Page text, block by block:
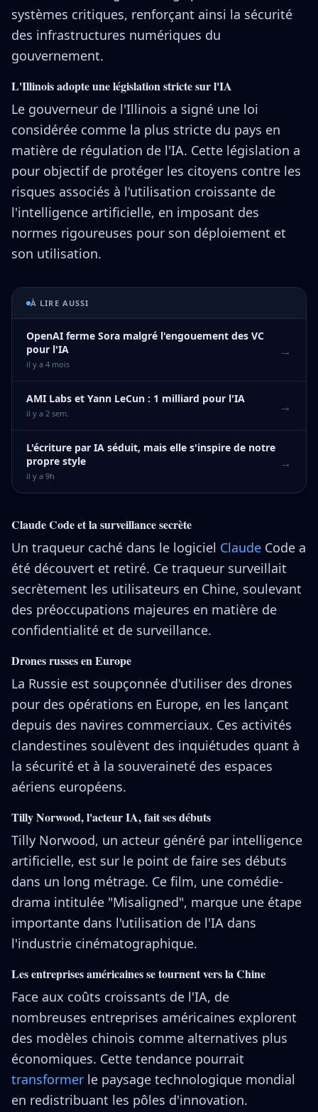
systèmes critiques, renforçant ainsi la sécurité
des infrastructures numériques du
gouvernement.
L'Illinois adopte une législation stricte sur l'IA
Le gouverneur de l'Illinois a signé une loi
considérée comme la plus stricte du pays en
matière de régulation de l'IA. Cette législation a
pour objectif de protéger les citoyens contre les
risques associés à l'utilisation croissante de
l'intelligence artificielle, en imposant des
normes rigoureuses pour son déploiement et
son utilisation.
À LIRE AUSSI
OpenAI ferme Sora malgré l'engouement des VC
pour l'IA
il y a 4 mois
→
AMI Labs et Yann LeCun : 1 milliard pour l'IA
il y a 2 sem. →
L'écriture par IA séduit, mais elle s'inspire de notre
propre style
il y a 9h
→
Claude Code et la surveillance secrète
Un traqueur caché dans le logiciel Claude Code a
été découvert et retiré. Ce traqueur surveillait
secrètement les utilisateurs en Chine, soulevant
des préoccupations majeures en matière de
confidentialité et de surveillance.
Drones russes en Europe
La Russie est soupçonnée d'utiliser des drones
pour des opérations en Europe, en les lançant
depuis des navires commerciaux. Ces activités
clandestines soulèvent des inquiétudes quant à
la sécurité et à la souveraineté des espaces
aériens européens.
Tilly Norwood, l'acteur IA, fait ses débuts
Tilly Norwood, un acteur généré par intelligence
artificielle, est sur le point de faire ses débuts
dans un long métrage. Ce film, une comédie-
drama intitulée "Misaligned", marque une étape
importante dans l'utilisation de l'IA dans
l'industrie cinématographique.
Les entreprises américaines se tournent vers la Chine
Face aux coûts croissants de l'IA, de
nombreuses entreprises américaines explorent
des modèles chinois comme alternatives plus
économiques. Cette tendance pourrait
transformer le paysage technologique mondial
en redistribuant les pôles d'innovation.